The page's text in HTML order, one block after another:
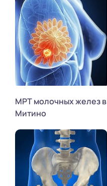
МРТ молочных желез в
Митино